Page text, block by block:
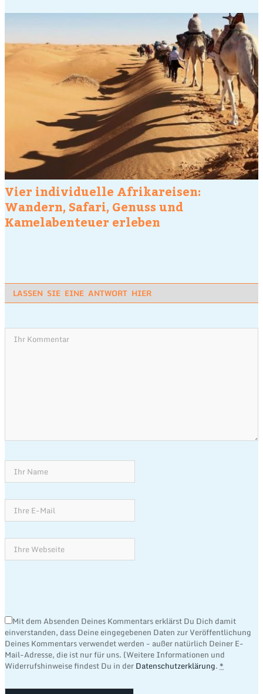
Vier individuelle Afrikareisen:
Wandern, Safari, Genuss und
Kamelabenteuer erleben
LASSEN SIE EINE ANTWORT HIER
Mit dem Absenden Deines Kommentars erklärst Du Dich damit
einverstanden, dass Deine eingegebenen Daten zur Veröffentlichung
Deines Kommentars verwendet werden - außer natürlich Deiner E-
Mail-Adresse, die ist nur für uns. (Weitere Informationen und
Widerrufshinweise findest Du in derDatenschutzerklärung.*